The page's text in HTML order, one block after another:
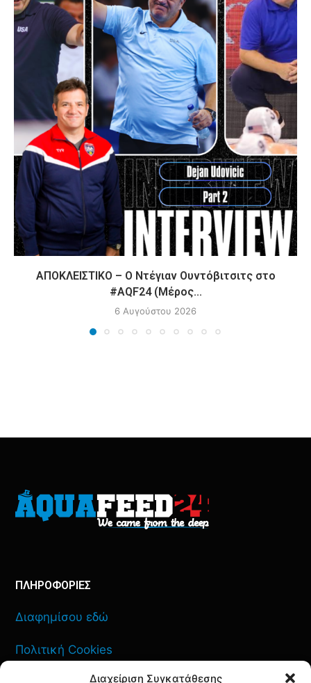
Διαχείριση Συγκατάθεσης
ΑΠΟΚΛΕΙΣΤΙΚΟ – Ο Ντέγιαν Ουντόβιτσιτς στο
#AQF24 (Μέρος...
6 Αυγούστου 2026
ΠΛΗΡΟΦΟΡΙΕΣ
Διαφημίσου εδώ
Πολιτική Cookies